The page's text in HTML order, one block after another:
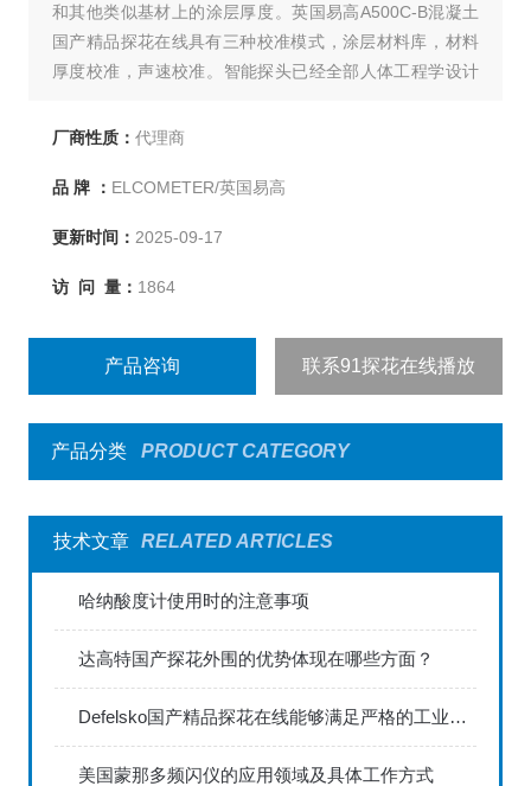
和其他类似基材上的涂层厚度。英国易高A500C-B混凝土
国产精品探花在线具有三种校准模式，涂层材料库，材料
厚度校准，声速校准。智能探头已经全部人体工程学设计
厂商性质： 代理商
品 牌 ： ELCOMETER/英国易高
更新时间： 2025-09-17
访 问 量： 1864
产品咨询 联系91探花在线播放
产品分类 PRODUCT CATEGORY
技术文章 RELATED ARTICLES
哈纳酸度计使用时的注意事项
达高特国产探花外围的优势体现在哪些方面？
Defelsko国产精品探花在线能够满足严格的工业标准
美国蒙那多频闪仪的应用领域及具体工作方式